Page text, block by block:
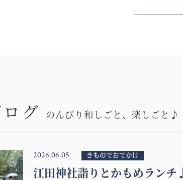
グ のんびり和しごと、楽しごと♪
2026.06.05 きものでおでかけ
江田神社詣りとかもめランチ